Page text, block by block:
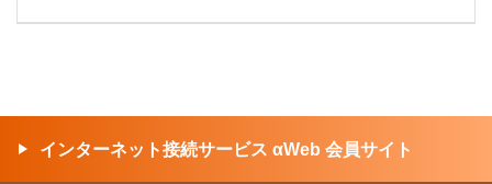
インターネット接続サービス αWeb 会員サイト